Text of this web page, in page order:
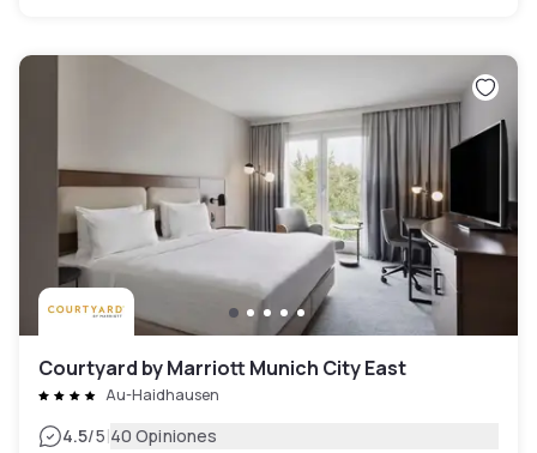
Courtyard by Marriott Munich City East
Au-Haidhausen
4.5/5|40 Opiniones